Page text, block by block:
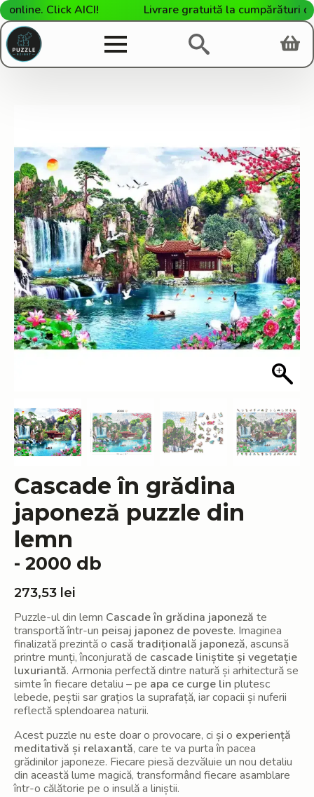
Click AICI! Livrare gratuită la cumpărături de
Cascade în grădina
japoneză puzzle din
lemn
- 2000 db
273,53 lei
Puzzle-ul din lemn Cascade în grădina japoneză te
transportă într-un peisaj japonez de poveste. Imaginea
finalizată prezintă o casă tradițională japoneză, ascunsă
printre munți, înconjurată de cascade liniștite și vegetație
luxuriantă. Armonia perfectă dintre natură și arhitectură se
simte în fiecare detaliu – pe apa ce curge lin plutesc
lebede, peștii sar grațios la suprafață, iar copacii și nuferii
reflectă splendoarea naturii.
Acest puzzle nu este doar o provocare, ci și o experiență
meditativă și relaxantă, care te va purta în pacea
grădinilor japoneze. Fiecare piesă dezvăluie un nou detaliu
din această lume magică, transformând fiecare asamblare
într-o călătorie pe o insulă a liniștii.